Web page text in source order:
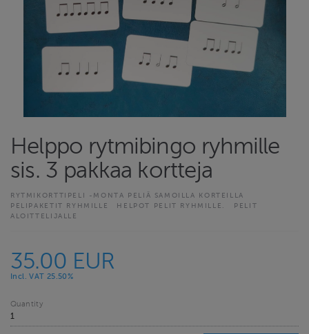
Helppo rytmibingo ryhmille
sis. 3 pakkaa kortteja
RYTMIKORTTIPELI -MONTA PELIÄ SAMOILLA KORTEILLA
PELIPAKETIT RYHMILLE
HELPOT PELIT RYHMILLE.
PELIT
ALOITTELIJALLE
35.00 EUR
Incl. VAT 25.50%
Quantity